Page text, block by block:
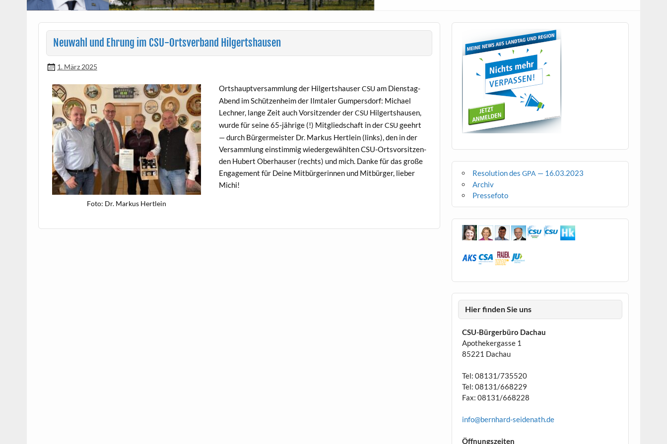
Neuwahl und Ehrung im CSU-Ortsverband Hilgertshausen
1. März 2025
Foto: Dr. Markus Hertlein
Ortshauptver­samm­lung der HilgertshauserCSUam Dien­stag-
Abend im Schützen­heim der Ilm­taler Gumpers­dorf: Michael
Lech­n­er, lange Zeit auch Vor­sitzen­der derCSUHilgertshausen,
wurde für seine 65-jährige (!) Mit­glied­schaft in derCSUgeehrt
— durch Bürg­er­meis­ter Dr. Markus Hertlein (links), den in der
Ver­samm­lung ein­stim­mig wiedergewählten CSU-Ortsvor­sitzen­
den Hubert Ober­hauser (rechts) und mich. Danke für das große
Engage­ment für Deine Mit­bürg­erin­nen und Mit­bürg­er, lieber
Michi!
Resolution desGPA — 16.03.2023
Archiv
Pressefoto
Hier finden Sie uns
CSU-Bürgerbüro Dachau
Apothekergasse 1
85221 Dachau
Tel: 08131/735520
Tel: 08131/668229
Fax: 08131/668228
info@bernhard-seidenath.de
Öffnungszeiten